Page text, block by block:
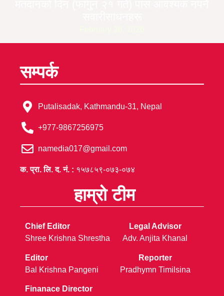
सम्पर्क
Putalisadak, Kathmandu-31, Nepal
+977-9867256975
namedia017@gmail.com
क. प्रा. लि. द. नं. : १५७८५९-०७३-०७४
हाम्रो टीम
Chief Editor
Shree Krishna Shrestha
Editor
Bal Krishna Pangeni
Finanace Director
Legal Advisor
Adv. Anjita Khanal
Reporter
Pradhymn Timilsina